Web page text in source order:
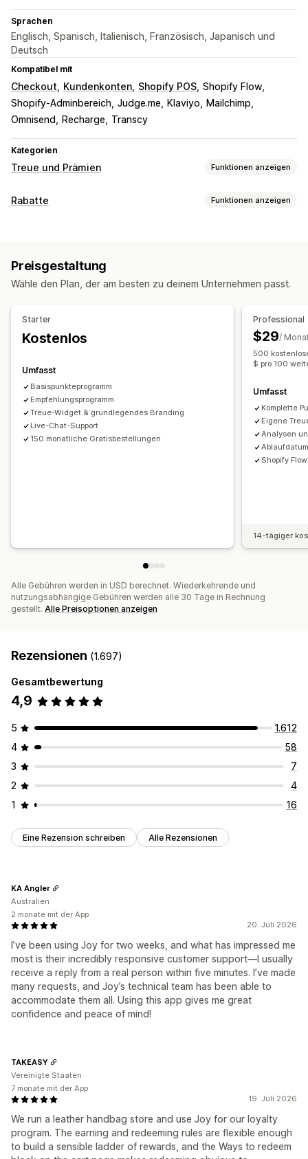
Sprachen
Englisch, Spanisch, Italienisch, Französisch, Japanisch und
Deutsch
Kompatibel mit
Checkout Kundenkonten Shopify POS Shopify Flow
Shopify-Adminbereich Judge.me Klaviyo
Mailchimp
Omnisend
Recharge Transcy
Kategorien
Treue und Prämien Funktionen anzeigen
Programmtypen
Individuelle Programme
Punkte
Geschenkgutscheine
Kostenlose Produkte
Exklusiver Zugriff Vergünstigungen für Mitglieder
Badges
Individuelle Prämien
Rabatte Funktionen anzeigen
Prozentuale Rabatte
Versandtarife Warenkorbrabatte Checkout-Rabatte
Popups
Import und Export
Trigger und Regeln Rabattstapelung
Segmentierung Tagging
Analysen
APIs und Webhooks
Preisgestaltung
Wähle den Plan, der am besten zu deinem Unternehmen passt.
Starter
Kostenlos
Umfasst
Basispunkteprogramm
Empfehlungsprogramm
Treue-Widget & grundlegendes Branding
Live-Chat-Support
150 monatliche Gratisbestellungen
Professional
$29/
500
$ pro 100
Umfasst
Komplette
Eigene
Analysen
Shopify
14-tägiger
Alle Gebühren werden in USD berechnet. Wiederkehrende und
nutzungsabhängige Gebühren werden alle 30 Tage in Rechnung
gestellt. Alle Preisoptionen anzeigen
Rezensionen (1.697)
Gesamtbewertung
4,9
5
1.612
4
58
3
7
2
4
1
16
Eine Rezension schreiben Alle Rezensionen
20. Juli 2026
I’ve been using Joy for two weeks, and what has impressed me
most is their incredibly responsive customer support—I usually
receive a reply from a real person within five minutes. I’ve made
many requests, and Joy’s technical team has been able to
accommodate them all. Using this app gives me great
confidence and peace of mind!
KA Angler
Australien
2 monate mit der App
19. Juli 2026
We run a leather handbag store and use Joy for our loyalty
program. The earning and redeeming rules are flexible enough
to build a sensible ladder of rewards, and the Ways to redeem
TAKEASY
Vereinigte Staaten
7 monate mit der App